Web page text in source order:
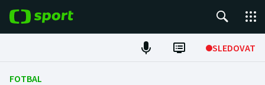
SLEDOVAT
Fotbal
FOTBAL